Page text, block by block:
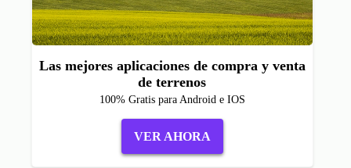
Las mejores aplicaciones de compra y venta
de terrenos
100% Gratis para Android e IOS
VER AHORA